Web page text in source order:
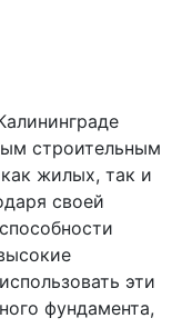
строительным
жилых, так и
своей
эти
фундамента,